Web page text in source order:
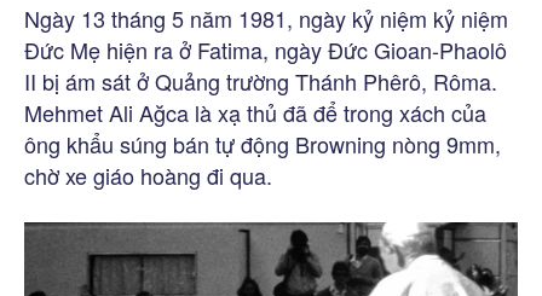
Ngày 13 tháng 5 năm 1981, ngày kỷ niệm kỷ niệm
Đức Mẹ hiện ra ở Fatima, ngày Đức Gioan-Phaolô
II bị ám sát ở Quảng trường Thánh Phêrô, Rôma.
Mehmet Ali Ağca là xạ thủ đã để trong xách của
ông khẩu súng bán tự động Browning nòng 9mm,
chờ xe giáo hoàng đi qua.